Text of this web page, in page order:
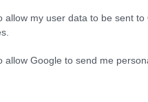
allow my user data to be sent
allow Google to send me